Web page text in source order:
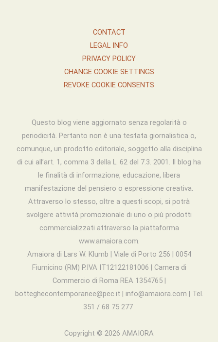
CONTACT
LEGAL INFO
PRIVACY POLICY
CHANGE COOKIE SETTINGS
REVOKE COOKIE CONSENTS
Questo blog viene aggiornato senza regolarità o
periodicità. Pertanto non è una testata giornalistica o,
comunque, un prodotto editoriale, soggetto alla disciplina
di cui all’art. 1, comma 3 della L. 62 del 7.3. 2001. Il blog ha
le finalità di informazione, educazione, libera
manifestazione del pensiero o espressione creativa.
Attraverso lo stesso, oltre a questi scopi, si potrà
svolgere attività promozionale di uno o più prodotti
commercializzati attraverso la piattaforma
www.amaiora.com.
Amaiora di Lars W. Klumb | Viale di Porto 256 | 0054
Fiumicino (RM) P.IVA IT12122181006 | Camera di
Commercio di Roma REA 1354765 |
botteghecontemporanee@pec.it | info@amaiora.com | Tel.
351 / 68 75 277
Copyright © 2026 AMAIORA